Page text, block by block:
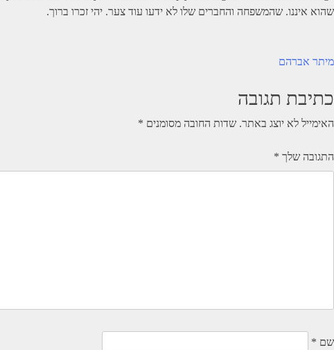
שהוא איננו. שהמשפחה והחברים שלו לא ידעו עוד צער. יהי זכרו ברוך.
ניווט
מיתר אברהם
כתיבת תגובה
האימייל לא יוצג באתר. שדות החובה מסומנים *
התגובה שלך *
שם *